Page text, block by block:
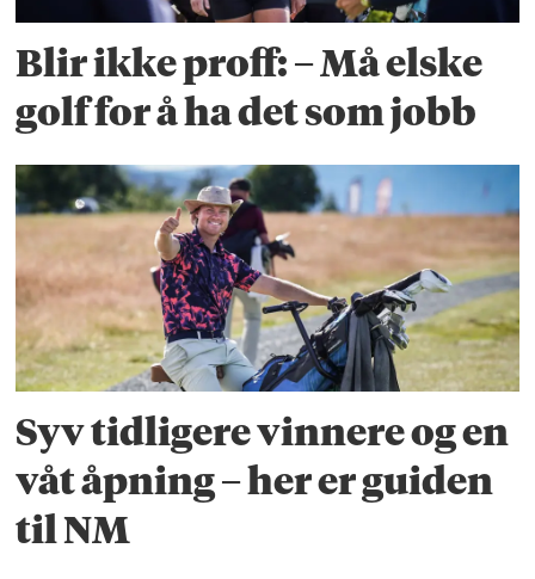
Blir ikke proff: – Må elske
golf for å ha det som jobb
Syv tidligere vinnere og en
våt åpning – her er guiden
til NM